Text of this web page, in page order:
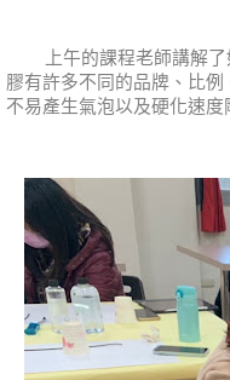
上午的課程老師講解了
膠有許多不同的品牌、比
不易產生氣泡以及硬化速